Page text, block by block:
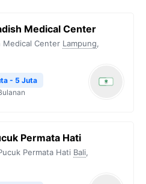
Medical Center
Medical Center Lampung,
- 5 Juta
Permata Hati
Permata Hati Bali,